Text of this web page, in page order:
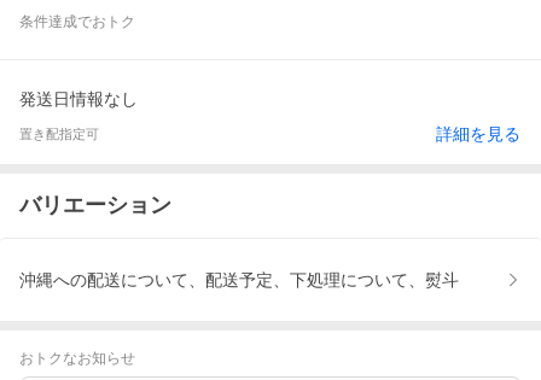
条件達成でおトク
発送日情報なし
置き配指定可 詳細を見る
バリエーション
沖縄への配送について、配送予定、下処理について、熨斗
おトクなお知らせ